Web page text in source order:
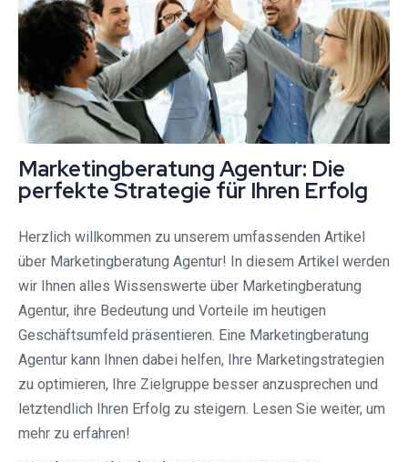
Marketingberatung Agentur: Die
perfekte Strategie für Ihren Erfolg
Herzlich willkommen zu unserem umfassenden Artikel
über Marketingberatung Agentur! In diesem Artikel werden
wir Ihnen alles Wissenswerte über Marketingberatung
Agentur, ihre Bedeutung und Vorteile im heutigen
Geschäftsumfeld präsentieren. Eine Marketingberatung
Agentur kann Ihnen dabei helfen, Ihre Marketingstrategien
zu optimieren, Ihre Zielgruppe besser anzusprechen und
letztendlich Ihren Erfolg zu steigern. Lesen Sie weiter, um
mehr zu erfahren!